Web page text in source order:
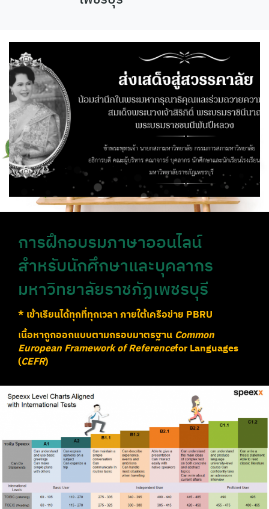
การฝึกอบรมภาษาออนไลน์
สำหรับนักศึกษาและบุคลากร
มหาวิทยาลัยราชภัฏเพชรบุรี
* เข้าเรียนได้ทุกที่ทุกเวลา ภายใต้เครือข่าย PBRU
เนื้อหาถูกออกแบบตามกรอบมาตรฐาน Common
European Framework of Referencefor Languages
(CEFR)